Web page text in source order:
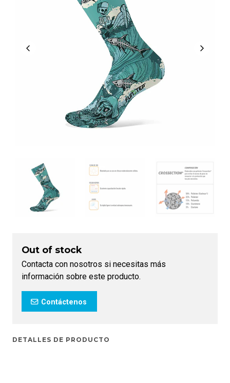
Out of stock
Contacta con nosotros si necesitas más
información sobre este producto.
Contáctenos
DETALLES DE PRODUCTO